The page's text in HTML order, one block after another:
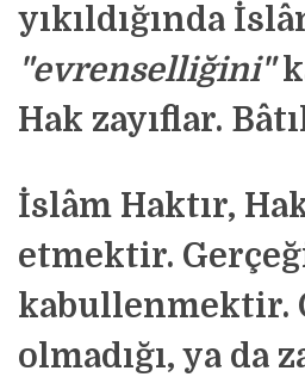
yıkıldığında
"evrenselliğini"
Hak zayıflar.
İslâm Haktır,
etmektir.
kabullenmektir.
olmadığı, ya da